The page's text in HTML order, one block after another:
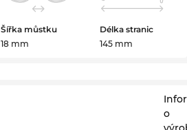
Šířka můstku
18 mm
Délka stranic
145 mm
o